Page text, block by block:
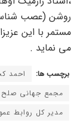
روشن (عصب
مستمر با این
می نماید .
برچسب ها: احمد
مجمع جهانی صلح
مدیر کل روابط